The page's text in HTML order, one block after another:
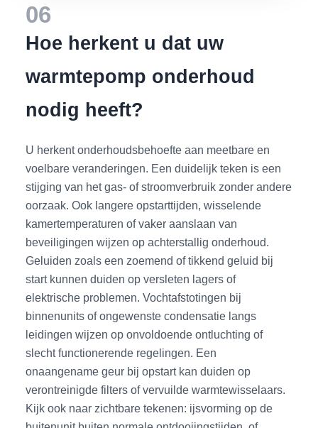
06
Hoe herkent u dat uw
warmtepomp onderhoud
nodig heeft?
U herkent onderhoudsbehoefte aan meetbare en
voelbare veranderingen. Een duidelijk teken is een
stijging van het gas- of stroomverbruik zonder andere
oorzaak. Ook langere opstarttijden, wisselende
kamertemperaturen of vaker aanslaan van
beveiligingen wijzen op achterstallig onderhoud.
Geluiden zoals een zoemend of tikkend geluid bij
start kunnen duiden op versleten lagers of
elektrische problemen. Vochtafstotingen bij
binnenunits of ongewenste condensatie langs
leidingen wijzen op onvoldoende ontluchting of
slecht functionerende regelingen. Een
onaangename geur bij opstart kan duiden op
verontreinigde filters of vervuilde warmtewisselaars.
Kijk ook naar zichtbare tekenen: ijsvorming op de